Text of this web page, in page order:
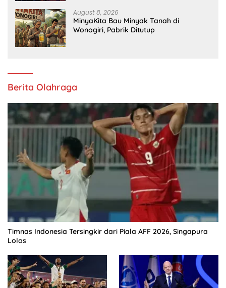
August 8, 2026
MinyaKita Bau Minyak Tanah di
Wonogiri, Pabrik Ditutup
Berita Olahraga
Timnas Indonesia Tersingkir dari Piala AFF 2026, Singapura
Lolos